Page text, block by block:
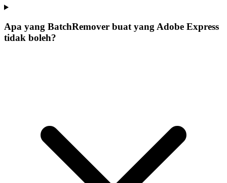
Apa yang BatchRemover buat yang Adobe Express
tidak boleh?